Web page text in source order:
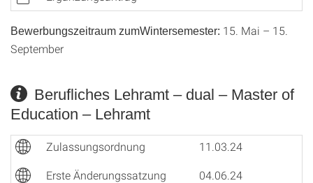
Bewerbungszeitraum zumWintersemester: 15. Mai – 15.
September
Berufliches Lehramt – dual – Master of
Education – Lehramt
Zulassungsordnung
11.03.24
Erste Änderungssatzung
04.06.24